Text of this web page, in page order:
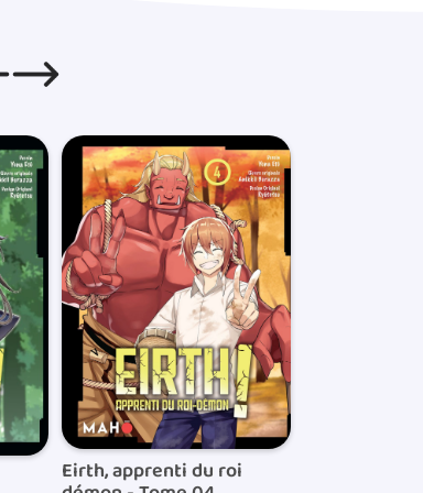
Lorsque votre commande est
de colis qui vous permettra de
Eirth, apprenti du roi